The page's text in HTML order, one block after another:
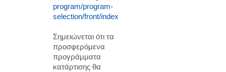
program/program-
selection/front/index
Σημειώνεται ότι τα
προσφερόμενα
προγράμματα
κατάρτισης θα